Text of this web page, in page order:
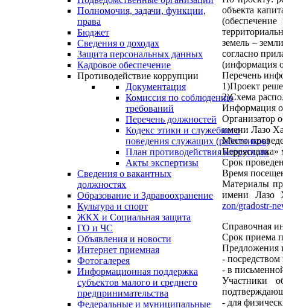
Полномочия, задачи, функции,
права
Бюджет
Сведения о доходах
Защита персональных данных
Кадровое обеспечение
Противодействие коррупции
Документация
Комиссия по соблюдению
требований
Перечень должностей
Кодекс этики и служебного
поведения служащих (работников)
План противодействия коррупции
Акты экспертизы
Сведения о вакантных
должностях
Образование и Здравоохранение
Культура и спорт
ЖКХ и Социальная защита
ГО и ЧС
Объявления и новости
Интернет приемная
Фотогалерея
Информационная поддержка
субъектов малого и среднего
предпринимательства
Федеральные и муниципальные
объекта
земель –
согласно
(информация
Перечень
1)Проект
2)Схема
Информация о
Организатор
имени Лазо
Место
Срок
Время
Материалы
имени Лазо
zon/gradostr-
Справочная
Срок приема
Предложения
-
- в
Участники
- для